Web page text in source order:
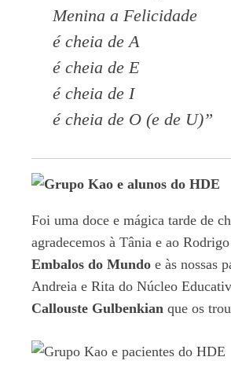
Menina a Felicidade
é cheia de A
é cheia de E
é cheia de I
é cheia de O (e de U)”
Foi uma doce e mágica tarde de
agradecemos à Tânia e ao
Embalos do Mundo e às nossas
Andreia e Rita do Núcleo
Callouste Gulbenkian que os